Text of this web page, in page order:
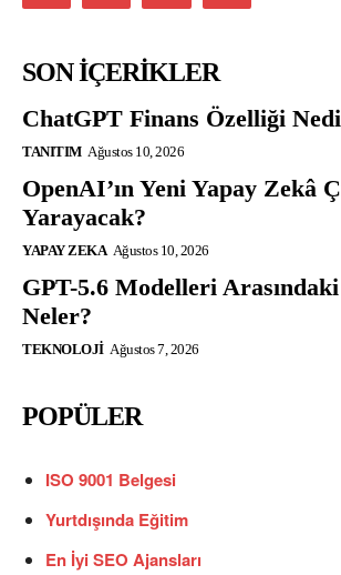
SON İÇERİKLER
ChatGPT Finans Özelliği
TANITIM Ağustos 10, 2026
OpenAI’ın Yeni Yapay Zekâ
Yarayacak?
YAPAY ZEKA Ağustos 10, 2026
GPT-5.6 Modelleri
Neler?
TEKNOLOJI Ağustos 7, 2026
POPÜLER
ISO 9001 Belgesi
Yurtdışında Eğitim
En İyi SEO Ajansları